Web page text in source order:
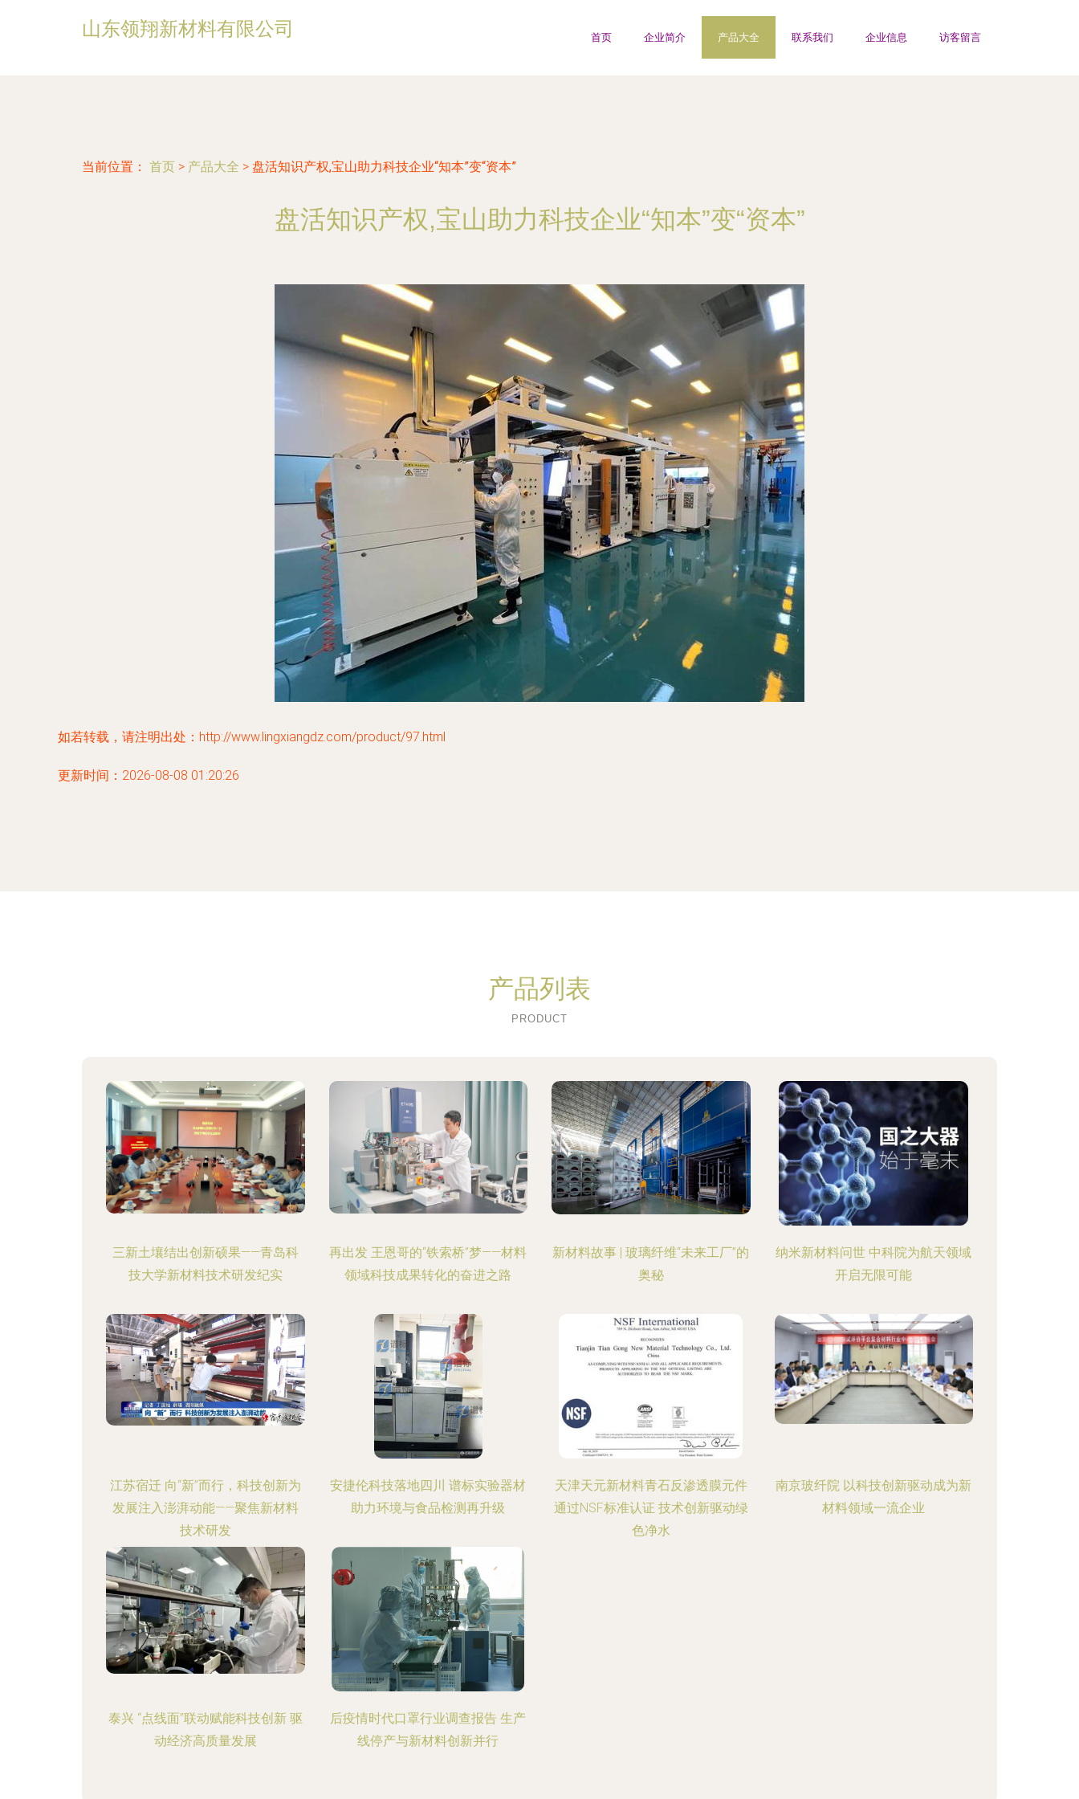
山东领翔新材料有限公司 首页 企业简介 产品大全 联系我们 企业信息 访客留言
当前位置： 首页 > 产品大全 > 盘活知识产权,宝山助力科技企业“知本”变“资本”
盘活知识产权,宝山助力科技企业“知本”变“资本”
如若转载，请注明出处：http://www.lingxiangdz.com/product/97.html
更新时间：2026-08-08 01:20:26
产品列表
PRODUCT
三新土壤结出创新硕果——青岛科
技大学新材料技术研发纪实
再出发 王恩哥的“铁索桥”梦——材料
领域科技成果转化的奋进之路
新材料故事 | 玻璃纤维“未来工厂”的
奥秘
纳米新材料问世 中科院为航天领域
开启无限可能
江苏宿迁 向“新”而行，科技创新为
发展注入澎湃动能——聚焦新材料
技术研发
安捷伦科技落地四川 谱标实验器材
助力环境与食品检测再升级
天津天元新材料青石反渗透膜元件
通过NSF标准认证 技术创新驱动绿
色净水
南京玻纤院 以科技创新驱动成为新
材料领域一流企业
泰兴 “点线面”联动赋能科技创新 驱
动经济高质量发展
后疫情时代口罩行业调查报告 生产
线停产与新材料创新并行